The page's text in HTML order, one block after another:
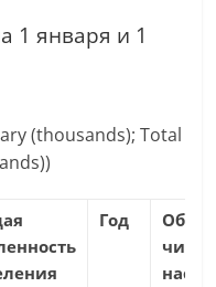
1 января и 1
(thousands); Total
Год